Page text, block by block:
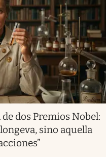
dos Premios Nobel:
sino aquella